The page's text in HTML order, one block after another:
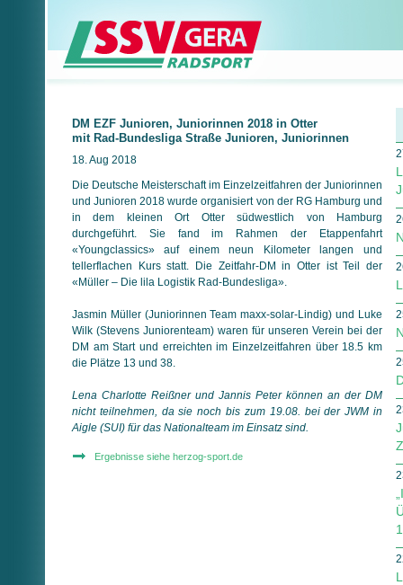
DM EZF Junioren, Juniorinnen 2018 in Otter
mit Rad-Bundesliga Straße Junioren, Juniorinnen
18. Aug 2018
Die Deutsche Meisterschaft im Einzelzeitfahren der Juniorinnen
und Junioren 2018 wurde organisiert von der RG Hamburg und
in dem kleinen Ort Otter südwestlich von Hamburg
durchgeführt. Sie fand im Rahmen der Etappenfahrt
«Youngclassics» auf einem neun Kilometer langen und
tellerflachen Kurs statt. Die Zeitfahr-DM in Otter ist Teil der
«Müller – Die lila Logistik Rad-Bundesliga».
Jasmin Müller (Juniorinnen Team maxx-solar-Lindig) und Luke
Wilk (Stevens Juniorenteam) waren für unseren Verein bei der
DM am Start und erreichten im Einzelzeitfahren über 18.5 km
die Plätze 13 und 38.
Lena Charlotte Reißner und Jannis Peter können an der DM
nicht teilnehmen, da sie noch bis zum 19.08. bei der JWM in
Aigle (SUI) für das Nationalteam im Einsatz sind.
Ergebnisse siehe herzog-sport.de